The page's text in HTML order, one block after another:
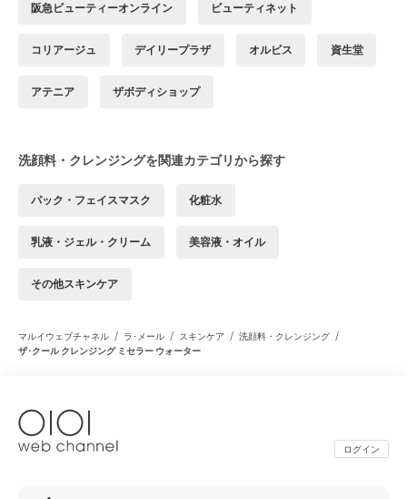
阪急ビューティーオンライン ビューティネット
コリアージュ デイリープラザ オルビス 資生堂
アテニア ザボディショップ
洗顔料・クレンジングを関連カテゴリから探す
パック・フェイスマスク 化粧水
乳液・ジェル・クリーム 美容液・オイル
その他スキンケア
マルイウェブチャネル / ラ･メール / スキンケア / 洗顔料・クレンジング /
ザ･クール クレンジング ミセラー ウォーター
ログイン